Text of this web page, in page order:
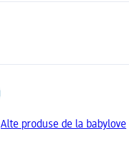
Alte produse de la babylove